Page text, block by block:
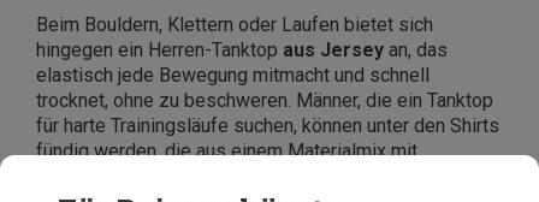
Beim Bouldern, Klettern oder Laufen bietet sich
hingegen ein Herren-Tanktop aus Jersey an, das
elastisch jede Bewegung mitmacht und schnell
trocknet, ohne zu beschweren. Männer, die ein Tanktop
für harte Trainingsläufe suchen, können unter den Shirts
fündig werden, die aus einem Materialmix mit